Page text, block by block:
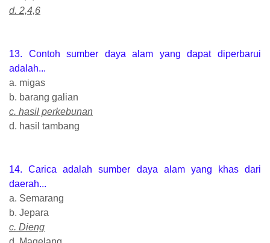
d. 2,4,6
13. Contoh sumber daya alam yang dapat diperbarui
adalah...
a. migas
b. barang galian
c. hasil perkebunan
d. hasil tambang
14. Carica adalah sumber daya alam yang khas dari
daerah...
a. Semarang
b. Jepara
c. Dieng